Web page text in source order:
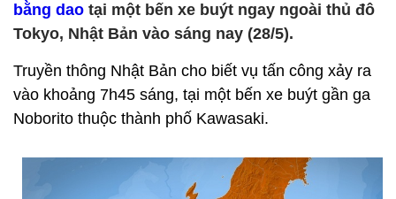
bằng dao tại một bến xe buýt ngay ngoài thủ đô
Tokyo, Nhật Bản vào sáng nay (28/5).
Truyền thông Nhật Bản cho biết vụ tấn công xảy ra
vào khoảng 7h45 sáng, tại một bến xe buýt gần ga
Noborito thuộc thành phố Kawasaki.